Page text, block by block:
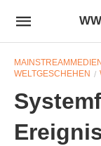
MAINSTREAMMEDIEN
WELTGESCHEHEN